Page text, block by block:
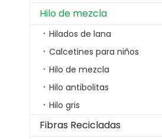
Hilo de mezcla
Hilados de lana
Calcetines para niños
Hilo de mezcla
Hilo antibolitas
Hilo gris
Fibras Recicladas